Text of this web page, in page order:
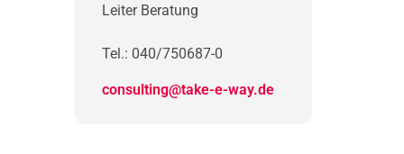
Leiter Beratung
Tel.: 040/750687-0
consulting@take-e-way.de